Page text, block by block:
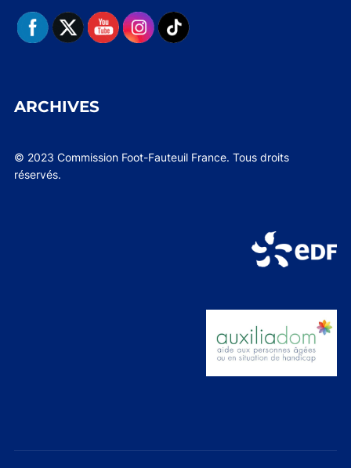
ARCHIVES
© 2023 Commission Foot-Fauteuil France. Tous droits
réservés.